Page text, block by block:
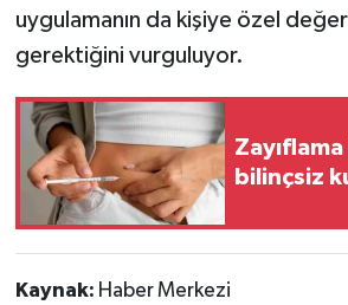
uygulamanın da kişiye özel
gerektiğini vurguluyor.
bilinçsiz
Kaynak: Haber Merkezi